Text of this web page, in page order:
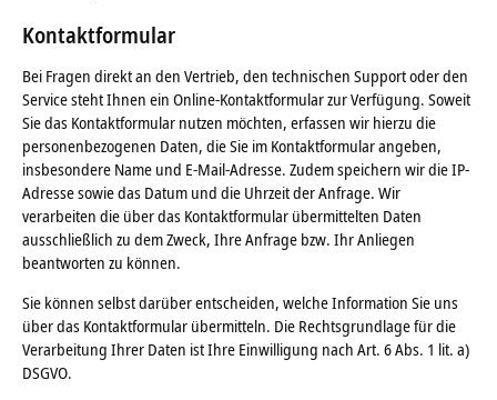
Kontaktformular
Bei Fragen direkt an den Vertrieb, den technischen Support oder den
Service steht Ihnen ein Online-Kontaktformular zur Verfügung. Soweit
Sie das Kontaktformular nutzen möchten, erfassen wir hierzu die
personenbezogenen Daten, die Sie im Kontaktformular angeben,
insbesondere Name und E-Mail-Adresse. Zudem speichern wir die IP-
Adresse sowie das Datum und die Uhrzeit der Anfrage. Wir
verarbeiten die über das Kontaktformular übermittelten Daten
ausschließlich zu dem Zweck, Ihre Anfrage bzw. Ihr Anliegen
beantworten zu können.
Sie können selbst darüber entscheiden, welche Information Sie uns
über das Kontaktformular übermitteln. Die Rechtsgrundlage für die
Verarbeitung Ihrer Daten ist Ihre Einwilligung nach Art. 6 Abs. 1 lit. a)
DSGVO.